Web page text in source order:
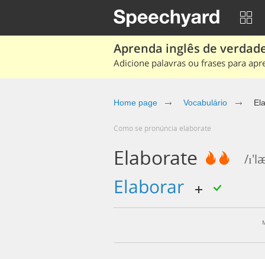
Aprenda inglês de
Adicione palavras ou frases para
Home page Vocabulário
Como se pronúncia elaborate
Elaborate /
elaborar